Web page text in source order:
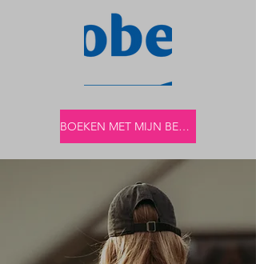
BOEKEN MET MIJN BEDRIJF